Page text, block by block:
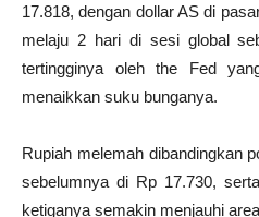
17.818, dengan dollar AS di
melaju 2 hari di sesi global
tertingginya oleh the Fed
menaikkan suku bunganya.
Rupiah melemah dibandingkan
sebelumnya di Rp 17.730,
ketiganya semakin menjauhi